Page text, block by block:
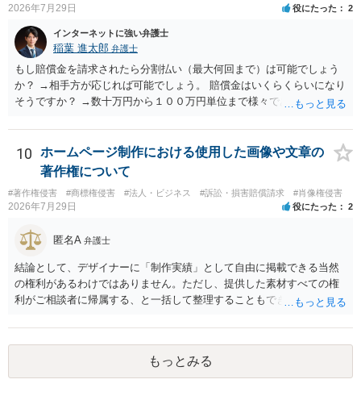
2026年7月29日 役にたった 2
インターネットに強い弁護士
稲葉 進太郎 弁護士
もし賠償金を請求されたら分割払い（最大何回まで）は可能でしょう
か？ →相手方が応じれば可能でしょう。 賠償金はいくらくらいになり
そうですか？ →数十万円から１００万円単位まで様々であり、不明で
渉が行われ、双方合意に至れば支払が開始され、決裂して相手方が訴
訟提起を選択すれば訴訟の中で解決がなされる流れが通常です。
10
ホームページ制作における使用した画像や文章の
著作権について
#著作権侵害 #商標権侵害 #法人・ビジネス #訴訟・損害賠償請求 #肖像権侵害
2026年7月29日 役にたった 2
匿名A 弁護士
結論として、デザイナーに「制作実績」として自由に掲載できる当然
の権利があるわけではありません。ただし、提供した素材すべての権
利がご相談者に帰属する、と一括して整理することもできません。 ご
身が著作権者です。 他方、ブランド名、文字主体のロゴ、商品情報、
短いキャッチコピー、販売コンセプトなどは、通常、著作物には当た
りません。ただし、ロゴに独自の図形やイラスト等が含まれる場合に
は、その表現部分が著作物となる可能性があります。 また、人物写真
もっとみる